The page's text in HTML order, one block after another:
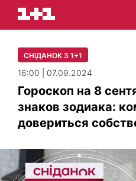
СНІДАНОК З 1+1
16:00 | 07.09.2024
Гороскоп на 8
знаков зодиака:
довериться